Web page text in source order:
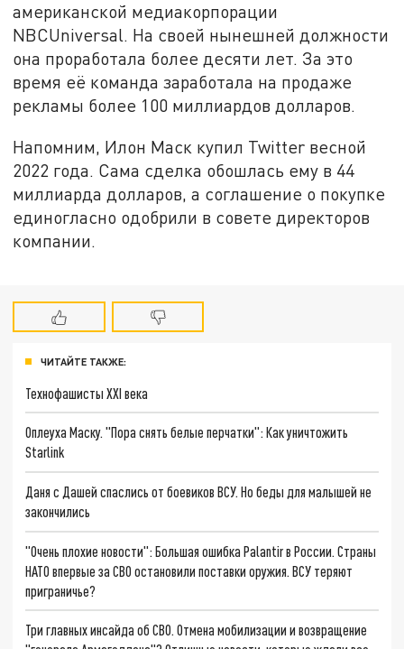
американской медиакорпорации
NBCUniversal. На своей нынешней должности
она проработала более десяти лет. За это
время её команда заработала на продаже
рекламы более 100 миллиардов долларов.
Напомним, Илон Маск купил Twitter весной
2022 года. Сама сделка обошлась ему в 44
миллиарда долларов, а соглашение о покупке
единогласно одобрили в совете директоров
компании.
ЧИТАЙТЕ ТАКЖЕ:
Технофашисты XXI века
Оплеуха Маску. "Пора снять белые перчатки": Как уничтожить
Starlink
Даня с Дашей спаслись от боевиков ВСУ. Но беды для малышей не
закончились
"Очень плохие новости": Большая ошибка Palantir в России. Страны
НАТО впервые за СВО остановили поставки оружия. ВСУ теряют
приграничье?
Три главных инсайда об СВО. Отмена мобилизации и возвращение